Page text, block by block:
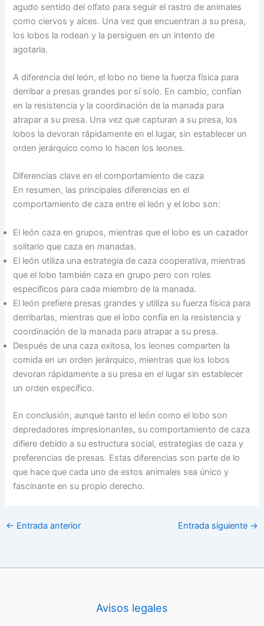
agudo sentido del olfato para seguir el rastro de animales
como ciervos y alces. Una vez que encuentran a su presa,
los lobos la rodean y la persiguen en un intento de
agotarla.
A diferencia del león, el lobo no tiene la fuerza física para
derribar a presas grandes por sí solo. En cambio, confían
en la resistencia y la coordinación de la manada para
atrapar a su presa. Una vez que capturan a su presa, los
lobos la devoran rápidamente en el lugar, sin establecer un
orden jerárquico como lo hacen los leones.
Diferencias clave en el comportamiento de caza
En resumen, las principales diferencias en el
comportamiento de caza entre el león y el lobo son:
El león caza en grupos, mientras que el lobo es un cazador
solitario que caza en manadas.
El león utiliza una estrategia de caza cooperativa, mientras
que el lobo también caza en grupo pero con roles
específicos para cada miembro de la manada.
El león prefiere presas grandes y utiliza su fuerza física para
derribarlas, mientras que el lobo confía en la resistencia y
coordinación de la manada para atrapar a su presa.
Después de una caza exitosa, los leones comparten la
comida en un orden jerárquico, mientras que los lobos
devoran rápidamente a su presa en el lugar sin establecer
un orden específico.
En conclusión, aunque tanto el león como el lobo son
depredadores impresionantes, su comportamiento de caza
difiere debido a su estructura social, estrategias de caza y
preferencias de presas. Estas diferencias son parte de lo
que hace que cada uno de estos animales sea único y
fascinante en su propio derecho.
← Entrada anterior Entrada siguiente →
Avisos legales